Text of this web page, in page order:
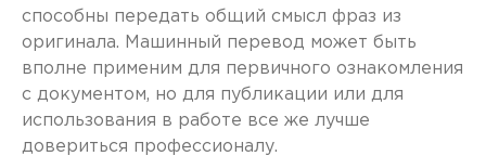
способны передать общий смысл фраз из
оригинала. Машинный перевод может быть
вполне применим для первичного ознакомления
с документом, но для публикации или для
использования в работе все же лучше
довериться профессионалу.